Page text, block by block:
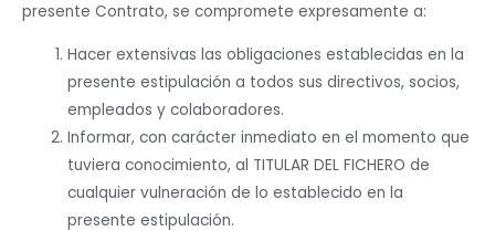
presente Contrato, se compromete expresamente a:
Hacer extensivas las obligaciones establecidas en la
presente estipulación a todos sus directivos, socios,
empleados y colaboradores.
Informar, con carácter inmediato en el momento que
tuviera conocimiento, al TITULAR DEL FICHERO de
cualquier vulneración de lo establecido en la
presente estipulación.